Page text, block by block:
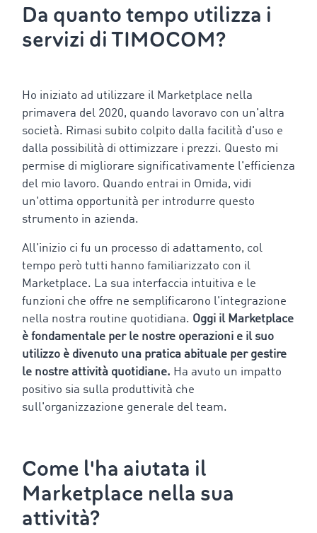
Da quanto tempo utilizza i
servizi di TIMOCOM?
Ho iniziato ad utilizzare il Marketplace nella
primavera del 2020, quando lavoravo con un'altra
società. Rimasi subito colpito dalla facilità d'uso e
dalla possibilità di ottimizzare i prezzi. Questo mi
permise di migliorare significativamente l'efficienza
del mio lavoro. Quando entrai in Omida, vidi
un'ottima opportunità per introdurre questo
strumento in azienda.
All'inizio ci fu un processo di adattamento, col
tempo però tutti hanno familiarizzato con il
Marketplace. La sua interfaccia intuitiva e le
funzioni che offre ne semplificarono l'integrazione
nella nostra routine quotidiana. Oggi il Marketplace
è fondamentale per le nostre operazioni e il suo
utilizzo è divenuto una pratica abituale per gestire
le nostre attività quotidiane. Ha avuto un impatto
positivo sia sulla produttività che
sull'organizzazione generale del team.
Come l'ha aiutata il
Marketplace nella sua
attività?